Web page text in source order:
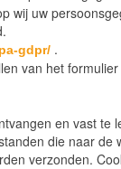
wij uw
gdpr/ .
van het
en vast te
die naar
verzonden.